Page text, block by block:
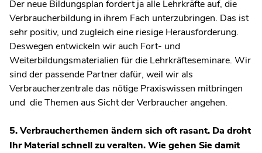
Der neue Bildungsplan fordert ja alle Lehrkräfte auf, die
Verbraucherbildung in ihrem Fach unterzubringen. Das ist
sehr positiv, und zugleich eine riesige Herausforderung.
Deswegen entwickeln wir auch Fort- und
Weiterbildungsmaterialien für die Lehrkräfteseminare. Wir
sind der passende Partner dafür, weil wir als
Verbraucherzentrale das nötige Praxiswissen mitbringen
und die Themen aus Sicht der Verbraucher angehen.
5. Verbraucherthemen ändern sich oft rasant. Da droht
Ihr Material schnell zu veralten. Wie gehen Sie damit